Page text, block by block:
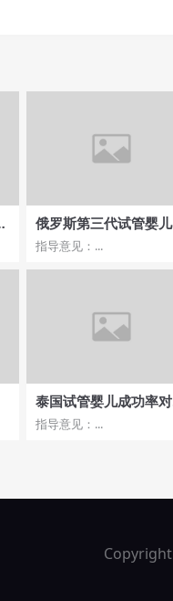
俄罗斯第三代试管婴儿
用价格表新，成功率高
医院排行榜
指导意见：...
泰国试管婴儿成功率对
比？哪些医院最受欢迎
指导意见：...